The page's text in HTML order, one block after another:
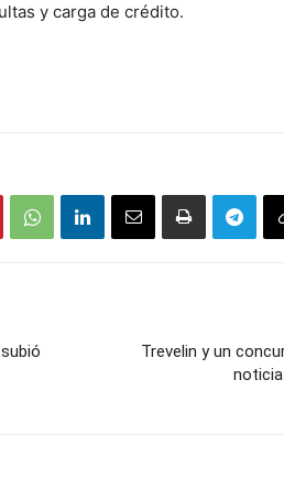
y carga de crédito.
Trevelin y un
noticia